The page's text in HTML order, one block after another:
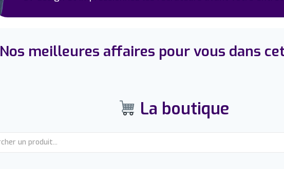
Nos meilleures affaires pour vous dans
La boutique